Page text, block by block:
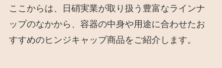
ここからは、日硝実業が取り扱う豊富なラインナ
ップのなかから、容器の中身や用途に合わせたお
すすめのヒンジキャップ商品をご紹介します。